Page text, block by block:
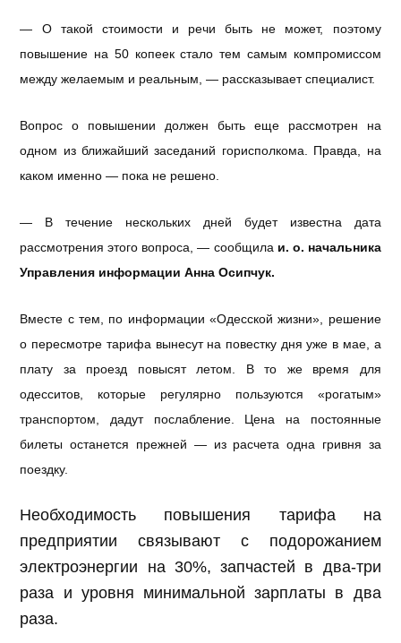
— О такой стоимости и речи быть не может, поэтому
повышение на 50 копеек стало тем самым компромиссом
между желаемым и реальным, — рассказывает специалист.
Вопрос о повышении должен быть еще рассмотрен на
одном из ближайший заседаний горисполкома. Правда, на
каком именно — пока не решено.
— В течение нескольких дней будет известна дата
рассмотрения этого вопроса, — сообщила и. о. начальника
Управления информации Анна Осипчук.
Вместе с тем, по информации «Одесской жизни», решение
о пересмотре тарифа вынесут на повестку дня уже в мае, а
плату за проезд повысят летом. В то же время для
одесситов, которые регулярно пользуются «рогатым»
транспортом, дадут послабление. Цена на постоянные
билеты останется прежней — из расчета одна гривня за
поездку.
Необходимость повышения тарифа на
предприятии связывают с подорожанием
электроэнергии на 30%, запчастей в два-три
раза и уровня минимальной зарплаты в два
раза.